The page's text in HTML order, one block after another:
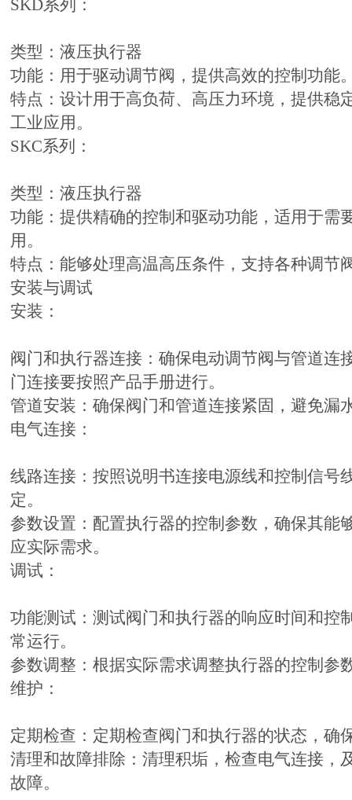
SKD系列：
类型：液压执行器
功能：用于驱动调节阀，提供高效的控制功能
特点：设计用于高负荷、高压力环境，提供稳
工业应用。
SKC系列：
类型：液压执行器
功能：提供精确的控制和驱动功能，适用于需
用。
特点：能够处理高温高压条件，支持各种调节
安装与调试
安装：
阀门和执行器连接：确保电动调节阀与管道连
门连接要按照产品手册进行。
管道安装：确保阀门和管道连接紧固，避免漏
电气连接：
线路连接：按照说明书连接电源线和控制信号
定。
参数设置：配置执行器的控制参数，确保其能
应实际需求。
调试：
功能测试：测试阀门和执行器的响应时间和控
常运行。
参数调整：根据实际需求调整执行器的控制参
维护：
定期检查：定期检查阀门和执行器的状态，确
清理和故障排除：清理积垢，检查电气连接，
故障。